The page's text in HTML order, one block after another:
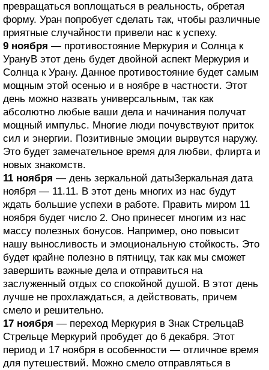
превращаться воплощаться в реальность, обретая
форму. Уран попробует сделать так, чтобы различные
приятные случайности привели нас к успеху.
9 ноября — противостояние Меркурия и Солнца к
УрануВ этот день будет двойной аспект Меркурия и
Солнца к Урану. Данное противостояние будет самым
мощным этой осенью и в ноябре в частности. Этот
день можно назвать универсальным, так как
абсолютно любые ваши дела и начинания получат
мощный импульс. Многие люди почувствуют приток
сил и энергии. Позитивные эмоции вырвутся наружу.
Это будет замечательное время для любви, флирта и
новых знакомств.
11 ноября — день зеркальной датыЗеркальная дата
ноября — 11.11. В этот день многих из нас будут
ждать большие успехи в работе. Править миром 11
ноября будет число 2. Оно принесет многим из нас
массу полезных бонусов. Например, оно повысит
нашу выносливость и эмоциональную стойкость. Это
будет крайне полезно в пятницу, так как мы сможет
завершить важные дела и отправиться на
заслуженный отдых со спокойной душой. В этот день
лучше не прохлаждаться, а действовать, причем
смело и решительно.
17 ноября — переход Меркурия в Знак СтрельцаВ
Стрельце Меркурий пробудет до 6 декабря. Этот
период и 17 ноября в особенности — отличное время
для путешествий. Можно смело отправляться в